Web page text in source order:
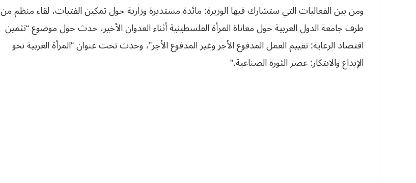
ومن بين الفعاليات التي ستشارك فيها الوزيرة: مائدة مستديرة وزارية حول تمكين الفتيات، لقاء منظم من
طرف جامعة الدول العربية حول معاناة المرأة الفلسطينية أثناء العدوان الأخير، حدث حول موضوع “تثمين
اقتصاد الرعاية: تقييم العمل المدفوع الأجر وغير المدفوع الأجر”، وحدث تحت عنوان “المرأة العربية نحو
الإبداع والابتكار: عصر الثورة الصناعية.”